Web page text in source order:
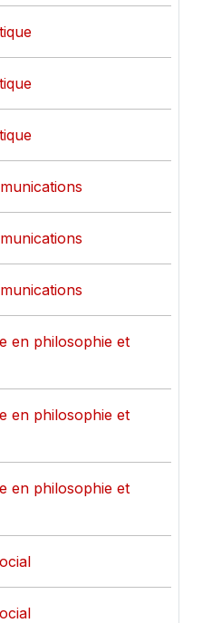
en philosophie et
en philosophie et
en philosophie et